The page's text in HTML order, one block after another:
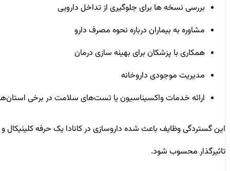
بررسی نسخه‌ ها برای جلوگیری از تداخل دارویی
مشاوره به بیماران درباره نحوه مصرف دارو
همکاری با پزشکان برای بهینه ‌سازی درمان
مدیریت موجودی داروخانه
ارائه خدمات واکسیناسیون یا تست‌های سلامت در برخی استان‌ها
این گستردگی وظایف باعث شده داروسازی در کانادا یک حرفه کلینیکال و
تاثیرگذار محسوب شود.